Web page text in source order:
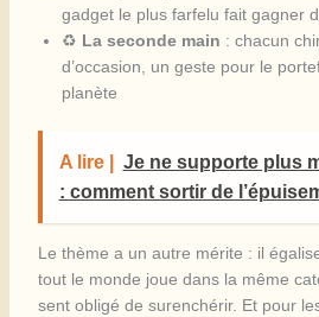
gadget le plus farfelu fait gagner
♻️ La seconde main : chacun
d’occasion, un geste pour le
planète
A lire |
Je ne supporte plus
: comment sortir de
Le thème a un autre mérite : il
tout le monde joue dans la même
sent obligé de surenchérir. Et pour